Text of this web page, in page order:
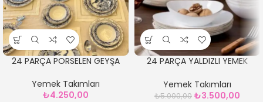
24 PARÇA PORSELEN GEYŞA
Yemek Takımları
₺4.250,00
24 PARÇA YALDIZLI YEMEK
Yemek Takımları
₺5.000,00 ₺3.500,00